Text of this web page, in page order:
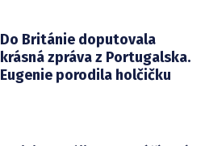
Do Británie doputovala
krásná zpráva z Portugalska.
Eugenie porodila holčičku